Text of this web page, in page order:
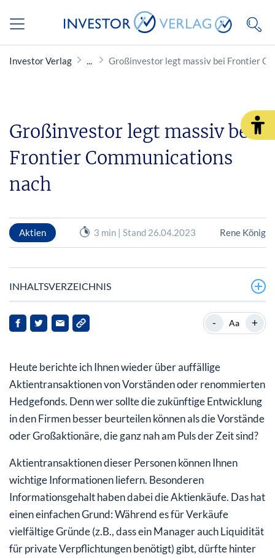
Investor Verlag Großinvestor legt massiv bei Frontier
Großinvestor legt massiv bei
Frontier Communications
nach
Aktien 3 min | Stand 26.04.2023 Rene König
INHALTSVERZEICHNIS
Frontier Communications
Delta Airlines
- Aa +
Heute berichte ich Ihnen wieder über auffällige
Aktientransaktionen von Vorständen oder renommierten
Hedgefonds. Denn wer sollte die zukünftige Entwicklung
in den Firmen besser beurteilen können als die Vorstände
oder Großaktionäre, die ganz nah am Puls der Zeit sind?
Aktientransaktionen dieser Personen können Ihnen
wichtige Informationen liefern. Besonderen
Informationsgehalt haben dabei die Aktienkäufe. Das hat
einen einfachen Grund: Während es für Verkäufe
vielfältige Gründe (z.B., dass ein Manager auch Liquidität
für private Verpflichtungen benötigt) gibt, dürfte ­hinter